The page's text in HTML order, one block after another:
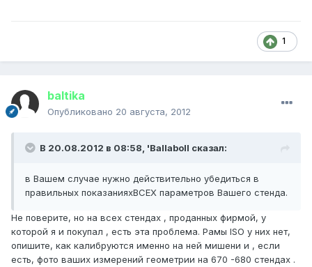
1
baltika
Опубликовано 20 августа, 2012
В 20.08.2012 в 08:58, 'Ballaboll сказал:
в Вашем случае нужно действительно убедиться в
правильных показанияхВСЕХ параметров Вашего стенда.
Не поверите, но на всех стендах , проданных фирмой, у
которой я и покупал , есть эта проблема. Рамы ISO у них нет,
опишите, как калибруются именно на ней мишени и , если
есть, фото ваших измерений геометрии на 670 -680 стендах .